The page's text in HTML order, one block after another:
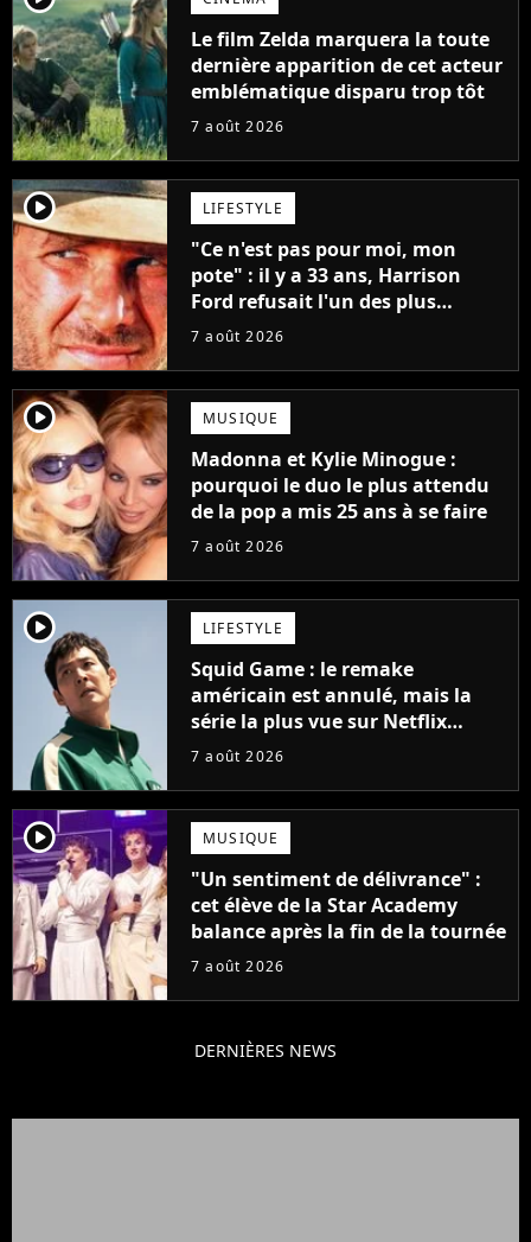
Le film Zelda marquera la toute
dernière apparition de cet acteur
emblématique disparu trop tôt
7 août 2026
player2 LIFESTYLE
"Ce n'est pas pour moi, mon
pote" : il y a 33 ans, Harrison
Ford refusait l'un des plus
grands succès de tous les temps
7 août 2026
player2 MUSIQUE
Madonna et Kylie Minogue :
pourquoi le duo le plus attendu
de la pop a mis 25 ans à se faire
7 août 2026
player2 LIFESTYLE
Squid Game : le remake
américain est annulé, mais la
série la plus vue sur Netflix
pourrait avoir une version
7 août 2026
player2 MUSIQUE
"Un sentiment de délivrance" :
cet élève de la Star Academy
balance après la fin de la tournée
7 août 2026
DERNIÈRES NEWS